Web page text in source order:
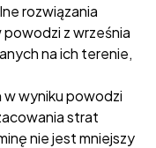
rozwiązania
z września
na ich terenie,
wyniku powodzi
strat
nie jest mniejszy